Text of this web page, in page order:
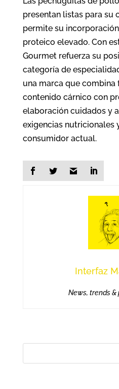
presentan listas para su
permite su
proteico elevado. Con
Gourmet refuerza su
categoría de
una marca que
contenido cárnico con
elaboración cuidados y
exigencias nutricionales
consumidor actual.
Interfaz
News, trends &